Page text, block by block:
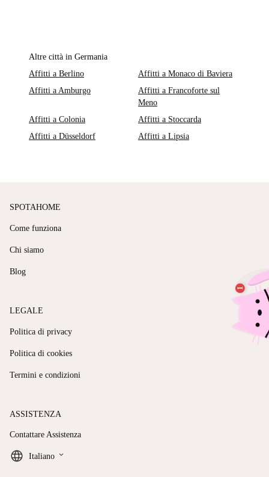
Altre città in Germania
Affitti a Berlino
Affitti a Monaco di Baviera
Affitti a Amburgo
Affitti a Francoforte sul
Meno
Affitti a Colonia
Affitti a Stoccarda
Affitti a Düsseldorf
Affitti a Lipsia
SPOTAHOME
Come funziona
Chi siamo
Blog
LEGALE
Politica di privacy
Politica di cookies
Termini e condizioni
ASSISTENZA
Contattare Assistenza
Italiano keyboard_arrow_down